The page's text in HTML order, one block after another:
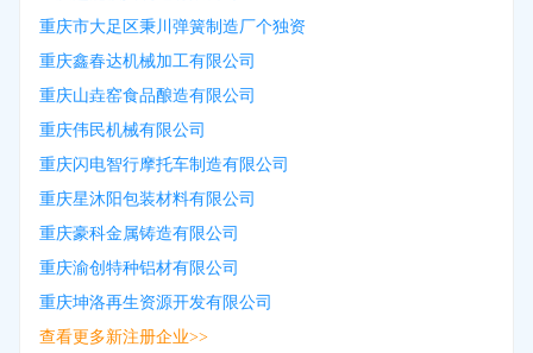
重庆市大足区秉川弹簧制造厂个独资
重庆鑫春达机械加工有限公司
重庆山垚窑食品酿造有限公司
重庆伟民机械有限公司
重庆闪电智行摩托车制造有限公司
重庆星沐阳包装材料有限公司
重庆豪科金属铸造有限公司
重庆渝创特种铝材有限公司
重庆坤洛再生资源开发有限公司
查看更多新注册企业>>